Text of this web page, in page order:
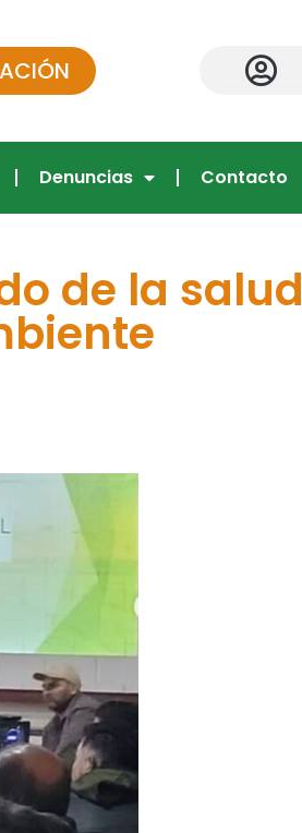
Denuncias Contacto
de la salud